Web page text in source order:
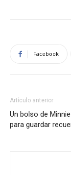
Facebook
Artículo anterior
Un bolso de
para guardar